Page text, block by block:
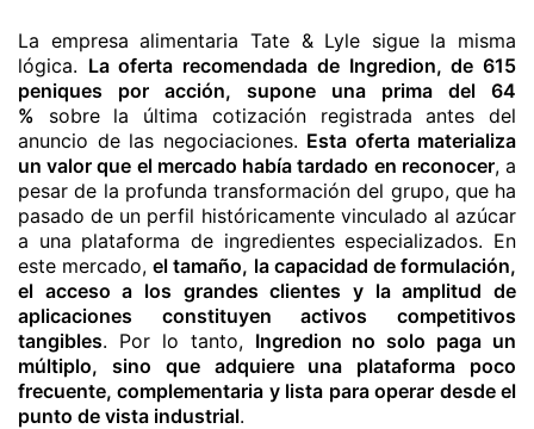
La empresa alimentaria Tate & Lyle sigue la misma
lógica. La oferta recomendada de Ingredion, de 615
peniques por acción, supone una prima del 64
% sobre la última cotización registrada antes del
anuncio de las negociaciones. Esta oferta materializa
un valor que el mercado había tardado en reconocer, a
pesar de la profunda transformación del grupo, que ha
pasado de un perfil históricamente vinculado al azúcar
a una plataforma de ingredientes especializados. En
este mercado,el tamaño, la capacidad de formulación,
el acceso a los grandes clientes y la amplitud de
aplicaciones constituyen activos competitivos
tangibles. Por lo tanto, Ingredion no solo paga un
múltiplo, sino que adquiere una plataforma poco
frecuente, complementaria y lista para operar desde el
punto de vista industrial.